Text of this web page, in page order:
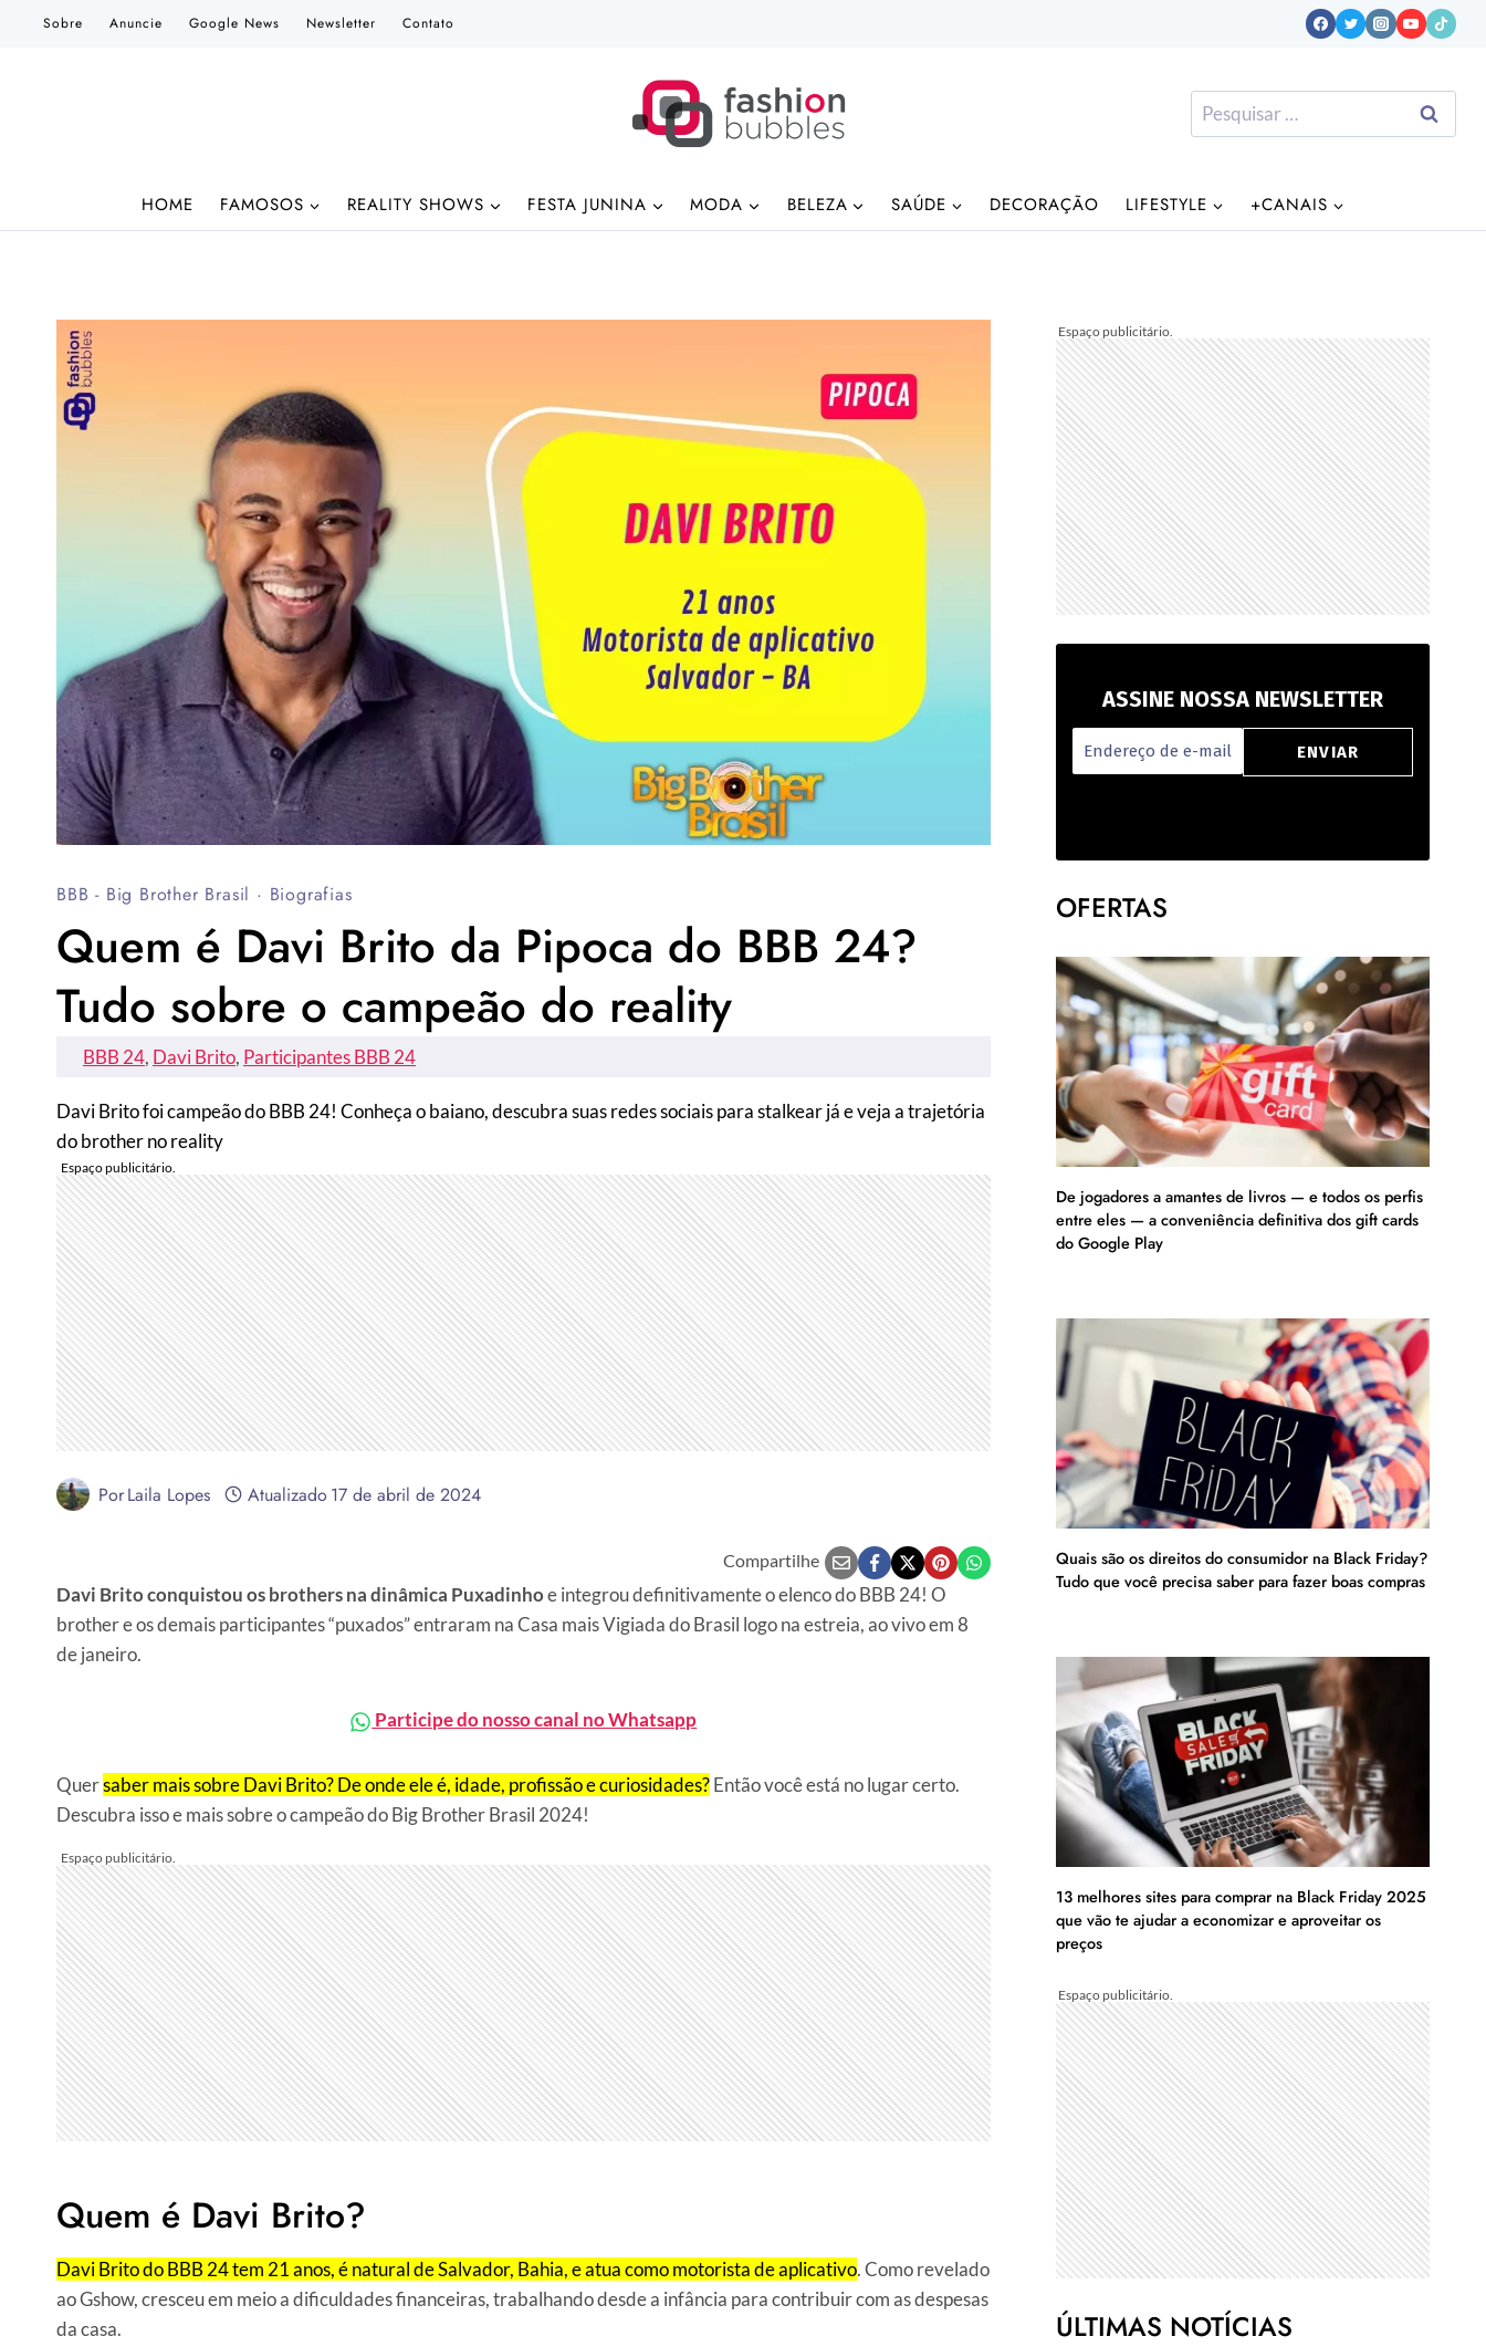
Sobre Anuncie Google News Newsletter Contato
Pesquisar
por:
HOME FAMOSOS REALITY SHOWS FESTA JUNINA MODA BELEZA SAÚDE DECORAÇÃO LIFESTYLE +CANAIS
BBB - Big Brother Brasil · Biografias
Quem é Davi Brito da Pipoca do BBB 24?
Tudo sobre o campeão do reality
BBB 24, Davi Brito, Participantes BBB 24
Davi Brito foi campeão do BBB 24! Conheça o baiano, descubra suas redes sociais para stalkear já e veja a trajetória
do brother no reality
PorLaila Lopes Atualizado17 de abril de 2024
Compartilhe
Davi Brito conquistou os brothers na dinâmica Puxadinhoe integrou definitivamente o elenco do BBB 24! O
brother e os demais participantes “puxados” entraram na Casa mais Vigiada do Brasil logo na estreia, ao vivo em 8
de janeiro.
Participe do nosso canal no Whatsapp
Quersaber mais sobre Davi Brito? De onde ele é, idade, profissão e curiosidades?Então você está no lugar certo.
Descubra isso e mais sobre o campeão do Big Brother Brasil 2024!
Quem é Davi Brito?
Davi Brito do BBB 24 tem 21 anos, é natural de Salvador, Bahia, e atua como motorista de aplicativo. Como revelado
ao Gshow, cresceu em meio a dificuldades financeiras, trabalhando desde a infância para contribuir com as despesas
da casa.
ASSINE NOSSA NEWSLETTER
OFERTAS
De jogadores a amantes de livros — e todos os perfis
entre eles — a conveniência definitiva dos gift cards
do Google Play
Quais são os direitos do consumidor na Black Friday?
Tudo que você precisa saber para fazer boas compras
13 melhores sites para comprar na Black Friday 2025
que vão te ajudar a economizar e aproveitar os
preços
ÚLTIMAS NOTÍCIAS